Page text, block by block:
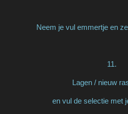
Neem je vul emmertje en
11.
Lagen / nieuw
en vul de selectie met